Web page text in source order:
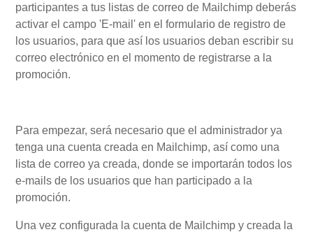
participantes a tus listas de correo de Mailchimp deberás
activar el campo 'E-mail' en el formulario de registro de
los usuarios, para que así los usuarios deban escribir su
correo electrónico en el momento de registrarse a la
promoción.
Para empezar, será necesario que el administrador ya
tenga una cuenta creada en Mailchimp, así como una
lista de correo ya creada, donde se importarán todos los
e-mails de los usuarios que han participado a la
promoción.
Una vez configurada la cuenta de Mailchimp y creada la